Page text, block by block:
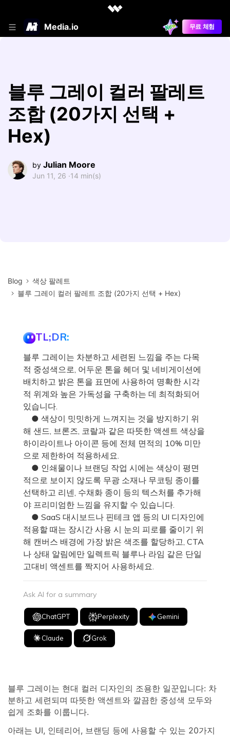
Media.io 무료 체험
블루 그레이 컬러 팔레트
조합 (20가지 선택 +
Hex)
by Julian Moore
Jun 11, 26 ·14 min(s)
Blog
색상 팔레트
블루 그레이 컬러 팔레트 조합 (20가지 선택 + Hex)
TL;DR:
블루 그레이는 차분하고 세련된 느낌을 주는 다목
적 중성색으로, 어두운 톤을 헤더 및 네비게이션에
배치하고 밝은 톤을 표면에 사용하여 명확한 시각
적 위계와 높은 가독성을 구축하는 데 최적화되어
있습니다.
● 색상이 밋밋하게 느껴지는 것을 방지하기 위
해 샌드, 브론즈, 코랄과 같은 따뜻한 액센트 색상을
하이라이트나 아이콘 등에 전체 면적의 10% 미만
으로 제한하여 적용하세요.
● 인쇄물이나 브랜딩 작업 시에는 색상이 평면
적으로 보이지 않도록 무광 소재나 무코팅 종이를
선택하고 리넨, 수채화 종이 등의 텍스처를 추가해
야 프리미엄한 느낌을 유지할 수 있습니다.
● SaaS 대시보드나 핀테크 앱 등의 UI 디자인에
적용할 때는 장시간 사용 시 눈의 피로를 줄이기 위
해 캔버스 배경에 가장 밝은 색조를 할당하고, CTA
나 상태 알림에만 일렉트릭 블루나 라임 같은 단일
고대비 액센트를 짝지어 사용하세요.
Ask AI for a summary
ChatGPT Perplexity Gemini
Claude Grok
블루 그레이는 현대 컬러 디자인의 조용한 일꾼입니다: 차
분하고 세련되며 따뜻한 액센트와 깔끔한 중성색 모두와
쉽게 조화를 이룹니다.
아래는 UI, 인테리어, 브랜딩 등에 사용할 수 있는 20가지